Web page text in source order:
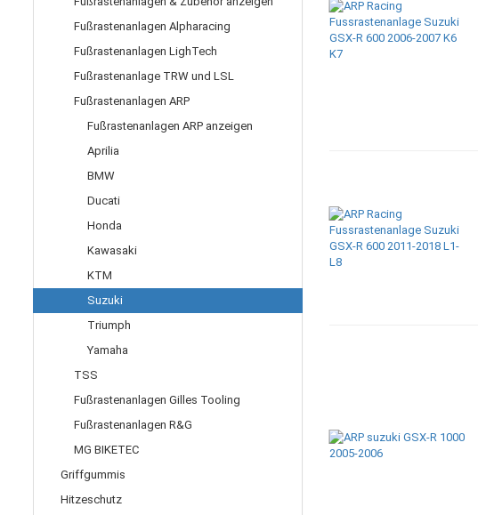
Fußrastenanlagen Alpharacing
Fußrastenanlagen LighTech
Fußrastenanlage TRW und LSL
Fußrastenanlagen ARP
Fußrastenanlagen ARP anzeigen
Aprilia
BMW
Ducati
Honda
Kawasaki
KTM
Suzuki
Triumph
Yamaha
TSS
Fußrastenanlagen Gilles Tooling
Fußrastenanlagen R&G
MG BIKETEC
Griffgummis
Hitzeschutz